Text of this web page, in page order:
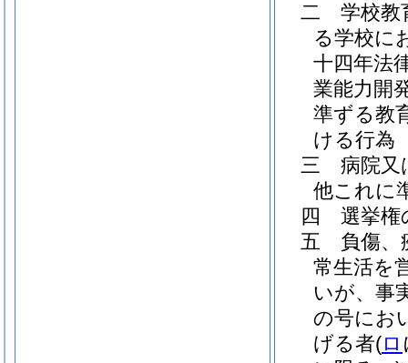
二
学校教
る学校に
十四年法
業能力開
準ずる教
ける行為
三
病院又
他これに
四
選挙権
五
負傷、
常生活を
いが、事
の号にお
げる者(ロ